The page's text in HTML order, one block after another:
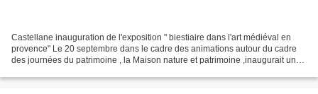
Castellane inauguration de l'exposition " biestiaire dans l'art médiéval en
provence" Le 20 septembre dans le cadre des animations autour du cadre
des journées du patrimoine , la Maison nature et patrimoine ,inaugurait une